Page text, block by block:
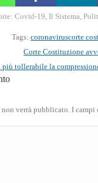
Covid-19 Il Sistema ,
Tags:coronaviruscorte
Corte Costituzione
più tollerabile la
verrà pubblicato. I campi